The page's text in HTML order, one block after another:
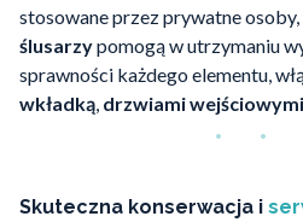
stosowane przez prywatne osoby,
ślusarzypomogą w utrzymaniu
sprawności każdego elementu,
wkładką, drzwiami
Skuteczna konserwacja i